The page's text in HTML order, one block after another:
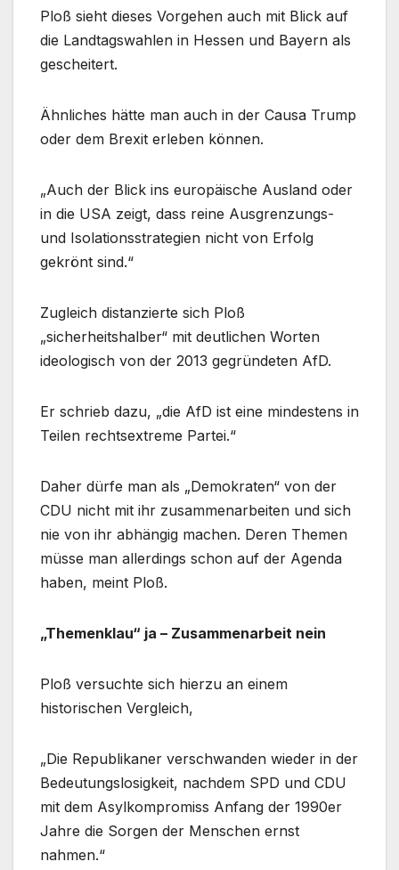
Ploß sieht dieses Vorgehen auch mit Blick auf
die Landtagswahlen in Hessen und Bayern als
gescheitert.
Ähnliches hätte man auch in der Causa Trump
oder dem Brexit erleben können.
„Auch der Blick ins europäische Ausland oder
in die USA zeigt, dass reine Ausgrenzungs-
und Isolationsstrategien nicht von Erfolg
gekrönt sind.“
Zugleich distanzierte sich Ploß
„sicherheitshalber“ mit deutlichen Worten
ideologisch von der 2013 gegründeten AfD.
Er schrieb dazu, „die AfD ist eine mindestens in
Teilen rechtsextreme Partei.“
Daher dürfe man als „Demokraten“ von der
CDU nicht mit ihr zusammenarbeiten und sich
nie von ihr abhängig machen. Deren Themen
müsse man allerdings schon auf der Agenda
haben, meint Ploß.
„Themenklau“ ja – Zusammenarbeit nein
Ploß versuchte sich hierzu an einem
historischen Vergleich,
„Die Republikaner verschwanden wieder in der
Bedeutungslosigkeit, nachdem SPD und CDU
mit dem Asylkompromiss Anfang der 1990er
Jahre die Sorgen der Menschen ernst
nahmen.“